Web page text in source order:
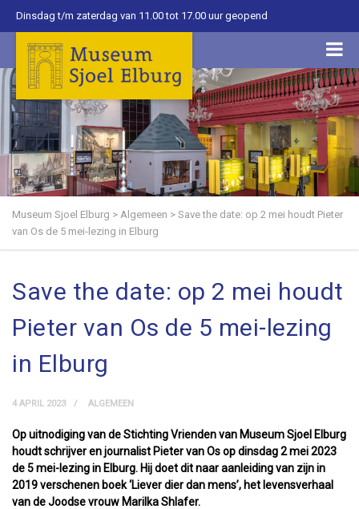
Dinsdag t/m zaterdag van 11.00 tot 17.00 uur geopend
Museum Sjoel Elburg > Algemeen > Save the date: op 2 mei houdt Pieter
van Os de 5 mei-lezing in Elburg
Save the date: op 2 mei houdt
Pieter van Os de 5 mei-lezing
in Elburg
4 APRIL 2023 ALGEMEEN
Op uitnodiging van de Stichting Vrienden van Museum Sjoel Elburg
houdt schrijver en journalist Pieter van Os op dinsdag 2 mei 2023
de 5 mei-lezing in Elburg. Hij doet dit naar aanleiding van zijn in
2019 verschenen boek ‘Liever dier dan mens’, het levensverhaal
van de Joodse vrouw Marilka Shlafer.